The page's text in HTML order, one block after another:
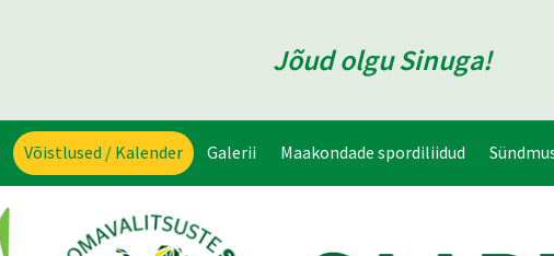
Jõud olgu Sinuga!
Võistlused / Kalender Galerii Maakondade spordiliidud